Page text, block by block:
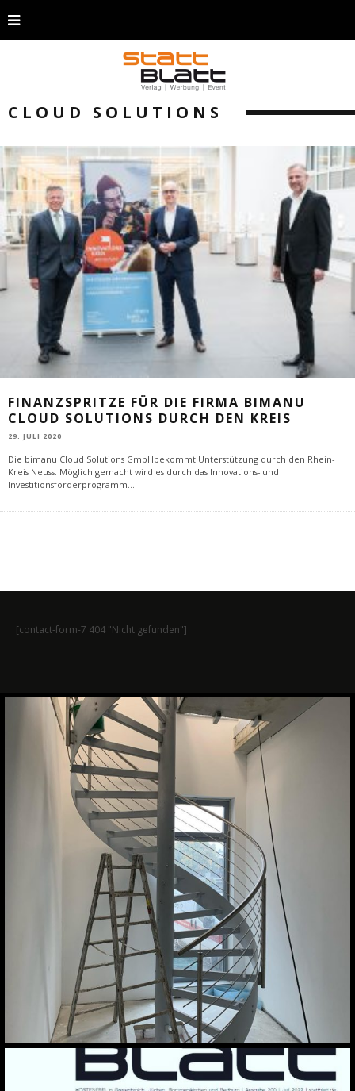
CLOUD SOLUTIONS
FINANZSPRITZE FÜR DIE FIRMA BIMANU
CLOUD SOLUTIONS DURCH DEN KREIS
29. JULI 2020
Die bimanu Cloud Solutions GmbHbekommt Unterstützung durch den Rhein-
Kreis Neuss. Möglich gemacht wird es durch das Innovations- und
Investitionsförderprogramm...
[contact-form-7 404 "Nicht gefunden"]